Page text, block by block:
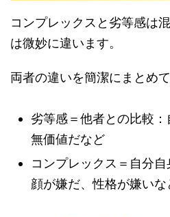
コンプレックスと劣等感は
は微妙に違います。
両者の違いを簡潔にまとめて
劣等感＝他者との比較：
無価値だなど
コンプレックス＝自分
顔が嫌だ、性格が嫌いな